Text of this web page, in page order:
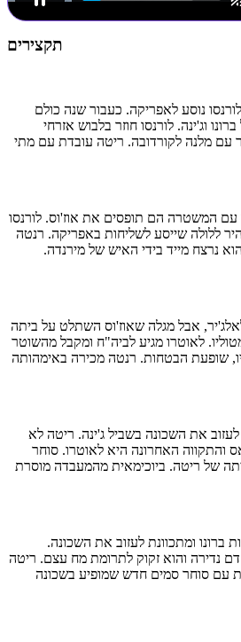
תקצירים
נוסע לאפריקה. כעבור שנה כולם
וג'ינה. לורנסו חוזר בלבוש אזרחי
עם מלנה לקורדובה. ריטה עובדת עם מתי
עם המשטרה הם תופסים את אוז'וס. לורנסו
ללולה שייסע לשליחות באפריקה. רנטה
נרצח מייד בידי האיש של מירנדה.
לאלג'יר, אבל מגלה שאוז'וס השתלט על ביתה
לאוטרו מגיע לביה"ח ומקבל מהשוטר
שופעת הבטחות. רנטה מכירה באימהותה
את השכונה בשביל ג'ינה. ריטה לא
והתקווה האחרונה היא לאוטרו. סוחר
של ריטה. ביוכימאית מהמעבדה מוסרת
ברונו ומתכוונת לעזוב את השכונה.
נדירה והוא זקוק לתרומת מח עצם. ריטה
עם סוחר סמים חדש שמופיע בשכונה